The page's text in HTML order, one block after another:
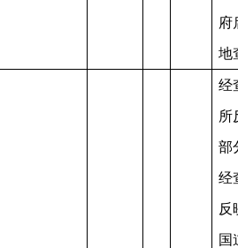
府
地
经
所
部
经
反
国